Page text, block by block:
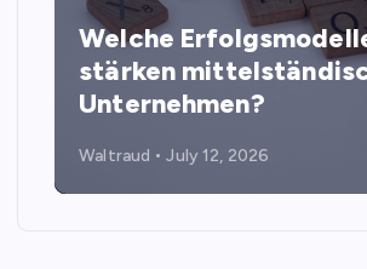
Welche
stärken
Unternehmen?
Waltraud July 12, 2026